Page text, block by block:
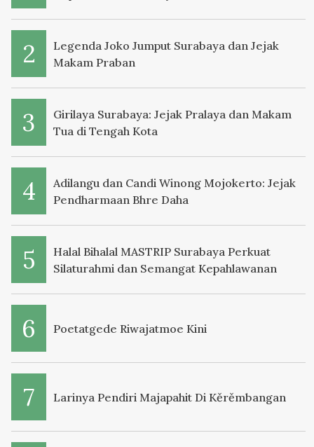
Legenda Joko Jumput Surabaya dan Jejak
Makam Praban
Girilaya Surabaya: Jejak Pralaya dan Makam
Tua di Tengah Kota
Adilangu dan Candi Winong Mojokerto: Jejak
Pendharmaan Bhre Daha
Halal Bihalal MASTRIP Surabaya Perkuat
Silaturahmi dan Semangat Kepahlawanan
Poetatgede Riwajatmoe Kini
Larinya Pendiri Majapahit Di Kěrěmbangan